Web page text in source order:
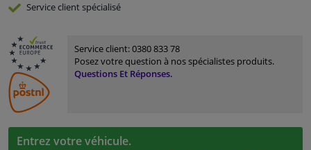
Serviceclient spécialisé
Service client:0380 833 78
Posez votre question à nos spécialistes produits.
Questions Et Réponses.
Entrez votre véhicule.